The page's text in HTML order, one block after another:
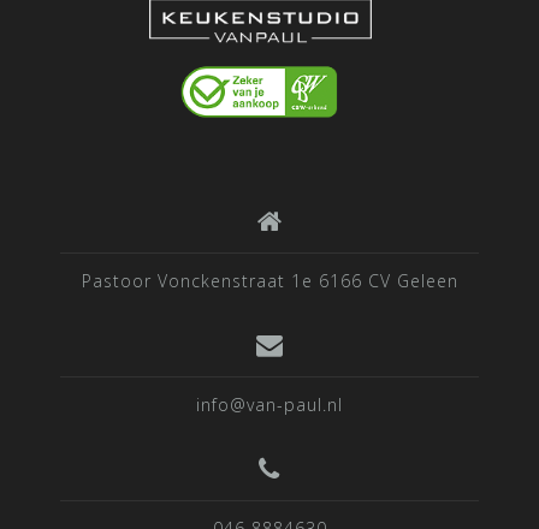
Pastoor Vonckenstraat 1e 6166 CV Geleen
info@van-paul.nl